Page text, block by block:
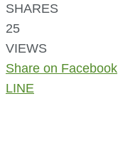
SHARES
25
VIEWS
Share on Facebook
LINE